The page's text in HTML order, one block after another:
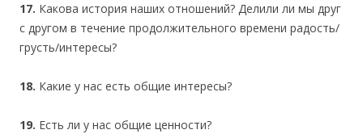
17. Какова история наших отношений? Делили ли мы друг
с другом в течение продолжительного времени радость/
грусть/интересы?
18. Какие у нас есть общие интересы?
19. Есть ли у нас общие ценности?